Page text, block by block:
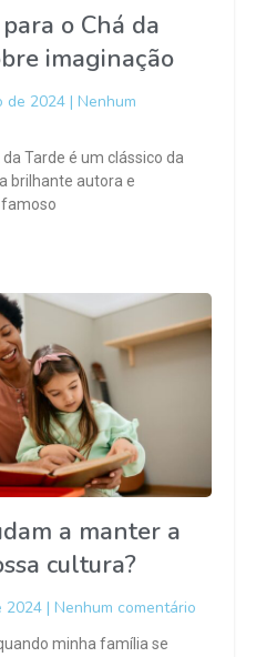
o Chá da
imaginação
de 2024
Nenhum
Tarde é um clássico da
brilhante autora e
famoso
a manter a
cultura?
2024 Nenhum comentário
minha família se